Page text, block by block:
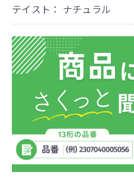
テイスト： ナチュラル